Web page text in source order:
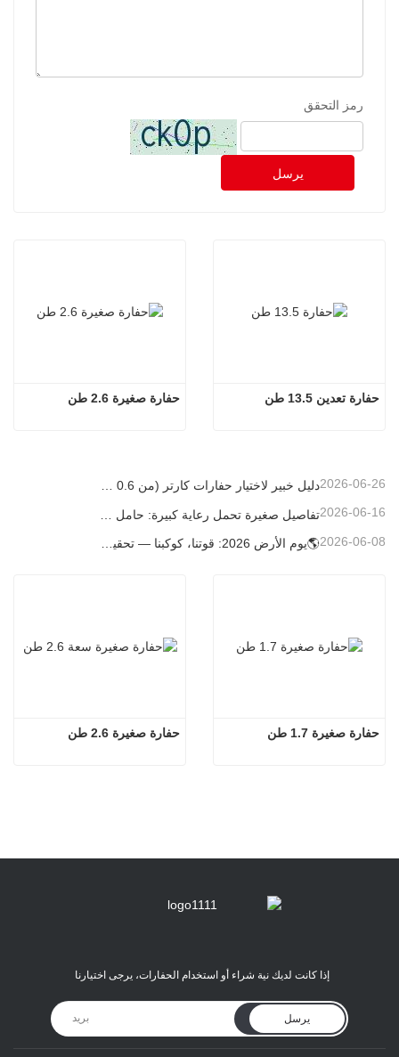
رمز التحقق
يرسل
حفارة صغيرة 2.6 طن حفارة تعدين 13.5 طن
دليل خبير لاختيار حفارات كارتر (من 0.6 طن إلى 60 طن) لتحقيق الكفاءة المثلى في موقع العمل 2026-06-26
2026-06-16
2026-06-08
حفارة صغيرة 2.6 طن حفارة صغيرة 1.7 طن
إذا كانت لديك نية شراء أو استخدام الحفارات، يرجى اختيارنا
يرسل